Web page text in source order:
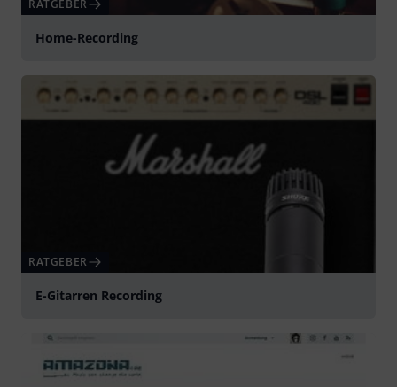
RATGEBER
Home-Recording
RATGEBER
E-Gitarren Recording